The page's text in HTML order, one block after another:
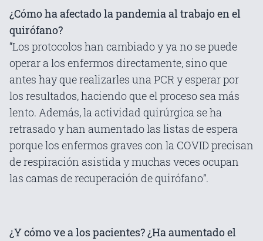
¿Cómo ha afectado la pandemia al trabajo en el
quirófano?
“Los protocolos han cambiado y ya no se puede
operar a los enfermos directamente, sino que
antes hay que realizarles una PCR y esperar por
los resultados, haciendo que el proceso sea más
lento. Además, la actividad quirúrgica se ha
retrasado y han aumentado las listas de espera
porque los enfermos graves con la COVID precisan
de respiración asistida y muchas veces ocupan
las camas de recuperación de quirófano”.
¿Y cómo ve a los pacientes? ¿Ha aumentado el